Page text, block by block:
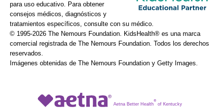
para uso educativo. Para obtener
consejos médicos, diagnósticos y
tratamientos específicos, consulte con su médico.
© 1995-2026 The Nemours Foundation. KidsHealth® es una marca
comercial registrada de The Nemours Foundation. Todos los derechos
reservados.
Imágenes obtenidas de The Nemours Foundation y Getty Images.
Aetna Better Health
®
of Kentucky